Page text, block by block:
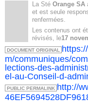
La Sté Orange SA
et est seule
renfermées.
Les contenus ont
révisés, le17
DOCUMENT ORIGINAL
m/communiques/
lections-des-
el-au-Conseil-d-
PUBLIC PERMALINK http://